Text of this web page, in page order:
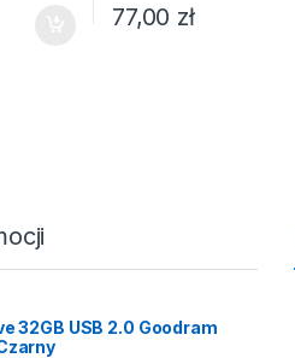
77,00 zł
32GB USB 2.0 Goodram